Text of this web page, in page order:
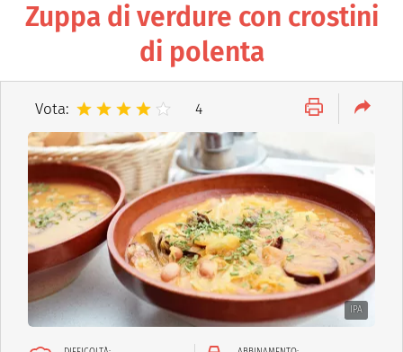
Zuppa di verdure con crostini
di polenta
Vota: 4
IPA